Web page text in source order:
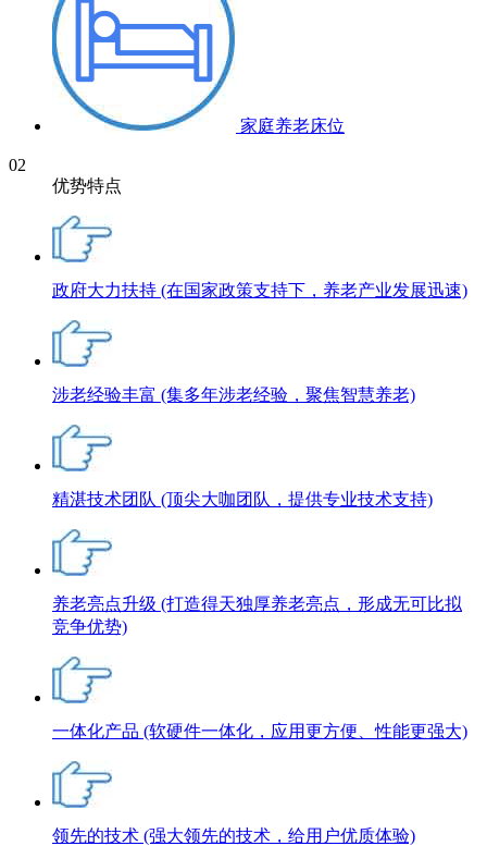
家庭养老床位
02
优势特点
政府大力扶持 (在国家政策支持下，养老产业发展迅速)
涉老经验丰富 (集多年涉老经验，聚焦智慧养老)
精湛技术团队 (顶尖大咖团队，提供专业技术支持)
养老亮点升级 (打造得天独厚养老亮点，形成无可比拟
竞争优势)
一体化产品 (软硬件一体化，应用更方便、性能更强大)
领先的技术 (强大领先的技术，给用户优质体验)